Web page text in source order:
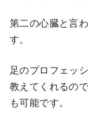
第二の心臓と言
す。
足のプロフェッ
教えてくれるの
も可能です。